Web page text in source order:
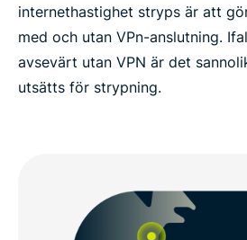
internethastighet stryps är att
med och utan VPn-anslutning.
avsevärt utan VPN är det
utsätts för strypning.